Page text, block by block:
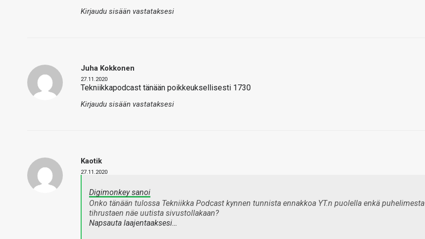
Kirjaudu sisään vastataksesi
Juha Kokkonen
27.11.2020
Tekniikkapodcast tänään poikkeuksellisesti 1730
Kirjaudu sisään vastataksesi
Kaotik
27.11.2020
Digimonkey sanoi
Onko tänään tulossa Tekniikka Podcast kynnen tunnista ennakkoa YT.n puolella enkä puhelimesta
tihrustaen näe uutista sivustollakaan?
Napsauta laajentaaksesi…